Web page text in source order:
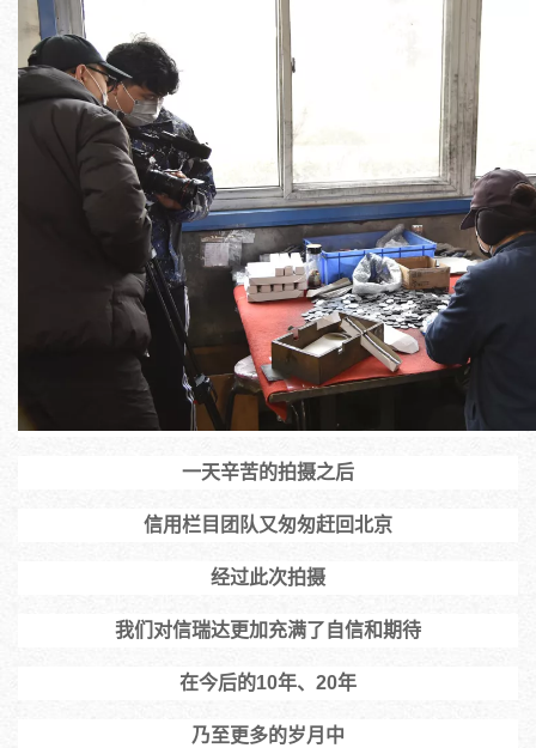
一天辛苦的拍摄之后
信用栏目团队又匆匆赶回北京
经过此次拍摄
我们对信瑞达更加充满了自信和期待
在今后的10年、20年
乃至更多的岁月中